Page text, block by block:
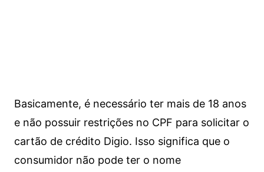
Basicamente, é necessário ter mais de 18 anos
e não possuir restrições no CPF para solicitar o
cartão de crédito Digio. Isso significa que o
consumidor não pode ter o nome